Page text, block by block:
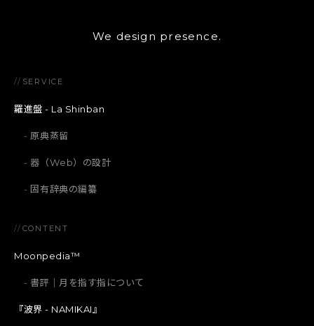
We design presence.
// SERVICE
羅進盤 - La Shinban
原典蒸留
器（Web）の設計
固有辞典の編纂
// CONTENT
Moonpedia™
書評｜月を指す指について
『波界 - NAMIKAI』